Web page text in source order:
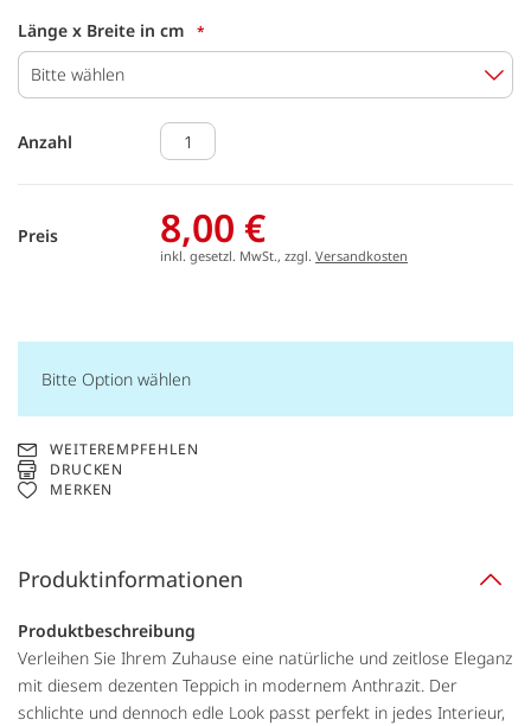
Länge x Breite in cm
Bitte wählen
Anzahl
Preis 8,00 €
inkl. gesetzl. MwSt., zzgl. Versandkosten
Bitte Option wählen
WEITEREMPFEHLEN
DRUCKEN
MERKEN
Produktinformationen
Produktbeschreibung
Verleihen Sie Ihrem Zuhause eine natürliche und zeitlose Eleganz
mit diesem dezenten Teppich in modernem Anthrazit. Der
schlichte und dennoch edle Look passt perfekt in jedes Interieur,